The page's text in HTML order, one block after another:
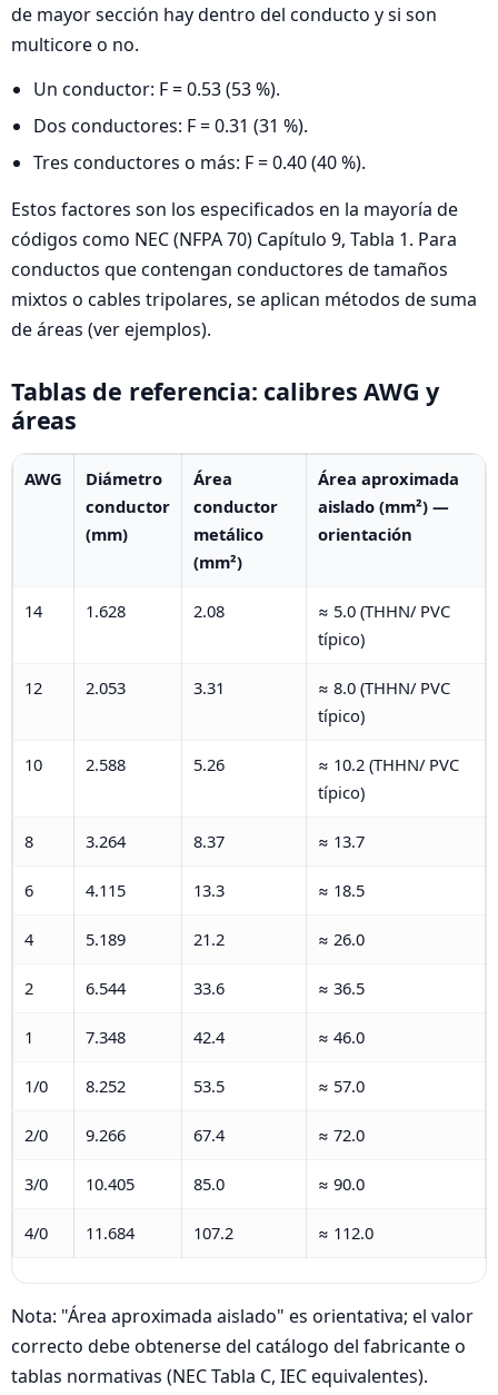
de mayor sección hay dentro del conducto y si son
multicore o no.
Un conductor: F = 0.53 (53 %).
Dos conductores: F = 0.31 (31 %).
Tres conductores o más: F = 0.40 (40 %).
Estos factores son los especificados en la mayoría de
códigos como NEC (NFPA 70) Capítulo 9, Tabla 1. Para
conductos que contengan conductores de tamaños
mixtos o cables tripolares, se aplican métodos de suma
de áreas (ver ejemplos).
Tablas de referencia: calibres AWG y
áreas
AWG
Diámetro
conductor
(mm)
Área
conductor
metálico
(mm²)
Área aproximada
aislado (mm²) —
orientación
14 1.628 2.08
≈ 5.0 (THHN/ PVC
típico)
12 2.053 3.31
≈ 8.0 (THHN/ PVC
típico)
10 2.588 5.26
≈ 10.2 (THHN/ PVC
típico)
8 3.264 8.37 ≈ 13.7
6 4.115 13.3 ≈ 18.5
4 5.189 21.2 ≈ 26.0
2 6.544 33.6 ≈ 36.5
1 7.348 42.4 ≈ 46.0
1/0 8.252 53.5 ≈ 57.0
2/0 9.266 67.4 ≈ 72.0
3/0 10.405 85.0 ≈ 90.0
4/0 11.684 107.2 ≈ 112.0
Nota: "Área aproximada aislado" es orientativa; el valor
correcto debe obtenerse del catálogo del fabricante o
tablas normativas (NEC Tabla C, IEC equivalentes).